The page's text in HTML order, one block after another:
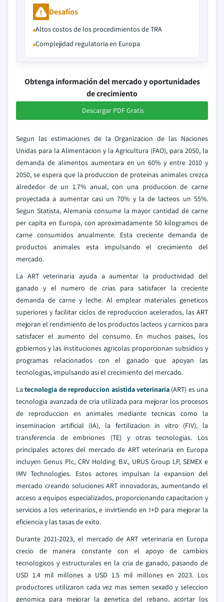
Desafíos
Altos costos de los procedimientos de TRA
Complejidad regulatoria en Europa
Obtenga información del mercado y oportunidades
de crecimiento
Descargar PDF Gratis
Segun las estimaciones de la Organizacion de las Naciones
Unidas para la Alimentacion y la Agricultura (FAO), para 2050, la
demanda de alimentos aumentara en un 60% y entre 2010 y
2050, se espera que la produccion de proteinas animales crezca
alrededor de un 1.7% anual, con una produccion de carne
proyectada a aumentar casi un 70% y la de lacteos un 55%.
Segun Statista, Alemania consume la mayor cantidad de carne
per capita en Europa, con aproximadamente 50 kilogramos de
carne consumidos anualmente. Esta creciente demanda de
productos animales esta impulsando el crecimiento del
mercado.
La ART veterinaria ayuda a aumentar la productividad del
ganado y el numero de crias para satisfacer la creciente
demanda de carne y leche. Al emplear materiales geneticos
superiores y facilitar ciclos de reproduccion acelerados, las ART
mejoran el rendimiento de los productos lacteos y carnicos para
satisfacer el aumento del consumo. En muchos paises, los
gobiernos y las instituciones agricolas proporcionan subsidios y
programas relacionados con el ganado que apoyan las
tecnologias, impulsando asi el crecimiento del mercado.
Latecnologia de reproduccion asistida veterinaria(ART) es una
tecnologia avanzada de cria utilizada para mejorar los procesos
de reproduccion en animales mediante tecnicas como la
inseminacion artificial (IA), la fertilizacion in vitro (FIV), la
transferencia de embriones (TE) y otras tecnologias. Los
principales actores del mercado de ART veterinaria en Europa
incluyen Genus Plc, CRV Holding B.V., URUS Group LP, SEMEX e
IMV Technologies. Estos actores impulsan la expansion del
mercado creando soluciones ART innovadoras, aumentando el
acceso a equipos especializados, proporcionando capacitacion y
servicios a los veterinarios, e invirtiendo en I+D para mejorar la
eficiencia y las tasas de exito.
Durante 2021-2023, el mercado de ART veterinaria en Europa
crecio de manera constante con el apoyo de cambios
tecnologicos y estructurales en la cria de ganado, pasando de
USD 1.4 mil millones a USD 1.5 mil millones en 2023. Los
productores utilizaron cada vez mas semen sexado y seleccion
genomica para mejorar la genetica del rebano, acortar los